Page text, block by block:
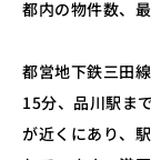
都内の物件数、
都営地下鉄三田
15分、品川駅ま
が近くにあり、